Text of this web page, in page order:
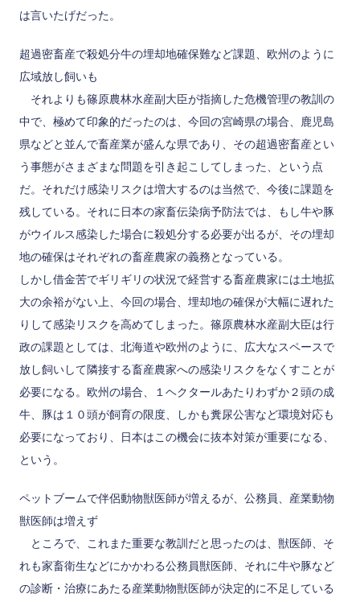
は言いたげだった。
超過密畜産で殺処分牛の埋却地確保難など課題、欧州のように
広域放し飼いも
それよりも篠原農林水産副大臣が指摘した危機管理の教訓の
中で、極めて印象的だったのは、今回の宮崎県の場合、鹿児島
県などと並んで畜産業が盛んな県であり、その超過密畜産とい
う事態がさまざまな問題を引き起こしてしまった、という点
だ。それだけ感染リスクは増大するのは当然で、今後に課題を
残している。それに日本の家畜伝染病予防法では、もし牛や豚
がウイルス感染した場合に殺処分する必要が出るが、その埋却
地の確保はそれぞれの畜産農家の義務となっている。
しかし借金苦でギリギリの状況で経営する畜産農家には土地拡
大の余裕がない上、今回の場合、埋却地の確保が大幅に遅れた
りして感染リスクを高めてしまった。篠原農林水産副大臣は行
政の課題としては、北海道や欧州のように、広大なスペースで
放し飼いして隣接する畜産農家への感染リスクをなくすことが
必要になる。欧州の場合、１ヘクタールあたりわずか２頭の成
牛、豚は１０頭が飼育の限度、しかも糞尿公害など環境対応も
必要になっており、日本はこの機会に抜本対策が重要になる、
という。
ペットブームで伴侶動物獣医師が増えるが、公務員、産業動物
獣医師は増えず
ところで、これまた重要な教訓だと思ったのは、獣医師、そ
れも家畜衛生などにかかわる公務員獣医師、それに牛や豚など
の診断・治療にあたる産業動物獣医師が決定的に不足している